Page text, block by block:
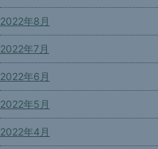
2022年8月
2022年7月
2022年6月
2022年5月
2022年4月